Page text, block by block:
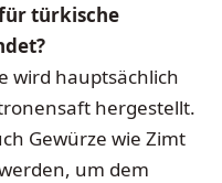
türkische
wird hauptsächlich
hergestellt.
Gewürze wie Zimt
um dem